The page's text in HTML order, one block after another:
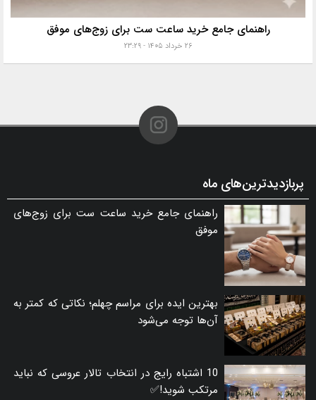
راهنمای جامع خرید ساعت ست برای زوج‌های موفق
۲۶ خرداد ۱۴۰۵ - ۲۳:۲۹
پربازدیدترین‌های ماه
راهنمای جامع خرید ساعت ست برای زوج‌های
موفق
بهترین ایده برای مراسم چهلم؛ نکاتی که کمتر به
آن‌ها توجه می‌شود
10 اشتباه رایج در انتخاب تالار عروسی که نباید
مرتکب شوید!✅